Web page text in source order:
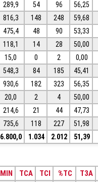
289,9 54 96
56,25
816,3 148 248
59,68
475,4 48 90
53,33
118,1 14 28
50,00
15,0 0 2
0,00
548,3 84 185
45,41
930,6 182 323
56,35
20,0 2 4
50,00
214,6 21 44
47,73
735,6 118 227
51,98
6.800,0 1.034 2.012 51,39
MIN TCA TCI %TC T3A